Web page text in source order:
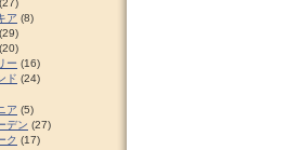
(27)
ア (8)
(29)
(20)
ー (16)
ド (24)
ア (5)
デン (27)
ク (17)